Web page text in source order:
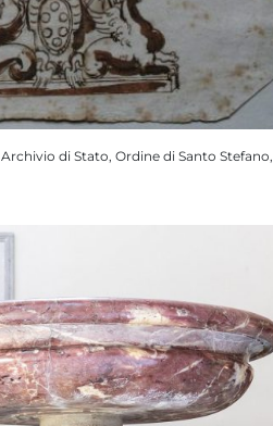
di Stato, Ordine di Santo Stefano,